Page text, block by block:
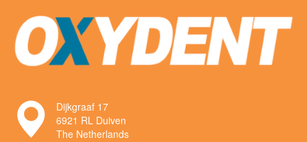
Dijkgraaf 17
6921 RL Duiven
The Netherlands